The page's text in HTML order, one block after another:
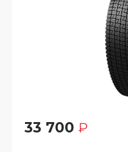
33 700 ₽